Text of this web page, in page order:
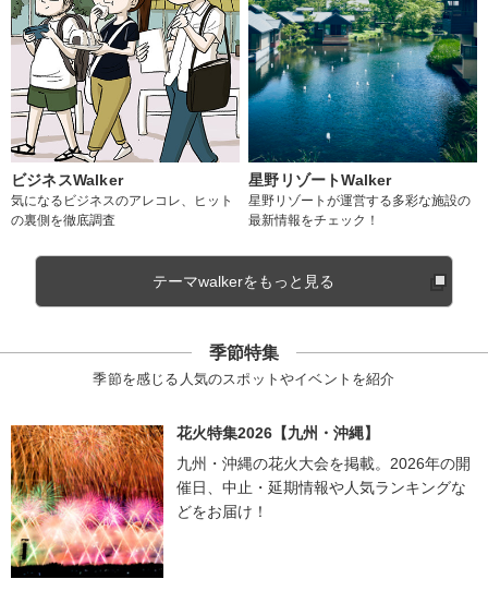
ビジネスWalker
気になるビジネスのアレコレ、ヒット
の裏側を徹底調査
星野リゾートWalker
星野リゾートが運営する多彩な施設の
最新情報をチェック！
テーマwalkerをもっと見る
季節特集
季節を感じる人気のスポットやイベントを紹介
花火特集2026【九州・沖縄】
九州・沖縄の花火大会を掲載。2026年の開
催日、中止・延期情報や人気ランキングな
どをお届け！